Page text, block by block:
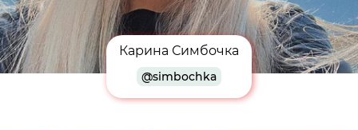
Карина Симбочка
@simbochka